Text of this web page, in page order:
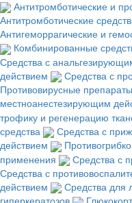
Антитромботические и
Антитромботические
Антигеморрагические и
Комбинированные
Средства с
действием
Средства с
Противовирусные
местноанестезирующим
трофику и регенерацию
средства
Средства с
действием
применения
Средства с
Средства с
действием
Средства для